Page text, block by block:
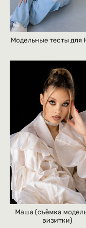
Модельные тесты для
Маша (съёмка
визитки)